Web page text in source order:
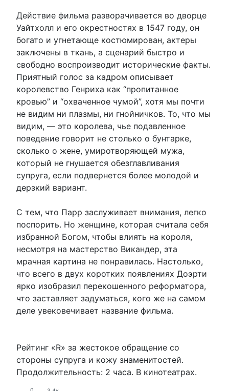
Действие фильма разворачивается во дворце
Уайтхолл и его окрестностях в 1547 году, он
богато и угнетающе костюмирован, актеры
заключены в ткань, а сценарий быстро и
свободно воспроизводит исторические факты.
Приятный голос за кадром описывает
королевство Генриха как “пропитанное
кровью” и “охваченное чумой”, хотя мы почти
не видим ни плазмы, ни гнойничков. То, что мы
видим, — это королева, чье подавленное
поведение говорит не столько о бунтарке,
сколько о жене, умиротворяющей мужа,
который не гнушается обезглавливания
супруга, если подвернется более молодой и
дерзкий вариант.
С тем, что Парр заслуживает внимания, легко
поспорить. Но женщине, которая считала себя
избранной Богом, чтобы влиять на короля,
несмотря на мастерство Викандер, эта
мрачная картина не понравилась. Настолько,
что всего в двух коротких появлениях Доэрти
ярко изобразил перекошенного реформатора,
что заставляет задуматься, кого же на самом
деле увековечивает название фильма.
Рейтинг «R» за жестокое обращение со
стороны супруга и кожу знаменитостей.
Продолжительность: 2 часа. В кинотеатрах.